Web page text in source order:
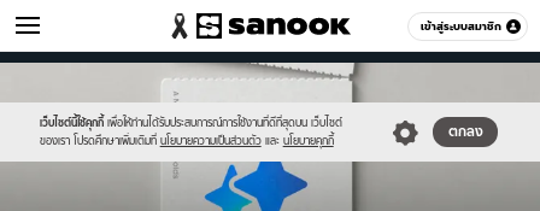
เข้าสู่ระบบสมาชิก
ไอที หมวดอื่นๆ
เว็บไซต์นี้ใช้คุกกี้ เพื่อให้ท่านได้รับประสบการณ์การใช้งานที่ดีที่สุดบน เว็บไซต์
ของเรา โปรดศึกษาเพิ่มเติมที่ นโยบายความเป็นส่วนตัว และ นโยบายคุกกี้
ตกลง
//s.isanook.com/sr/0/images/logo-
new-
sanook.png
//s.isanook.com/hi/0/ud/325/1626322/ss1.jpg